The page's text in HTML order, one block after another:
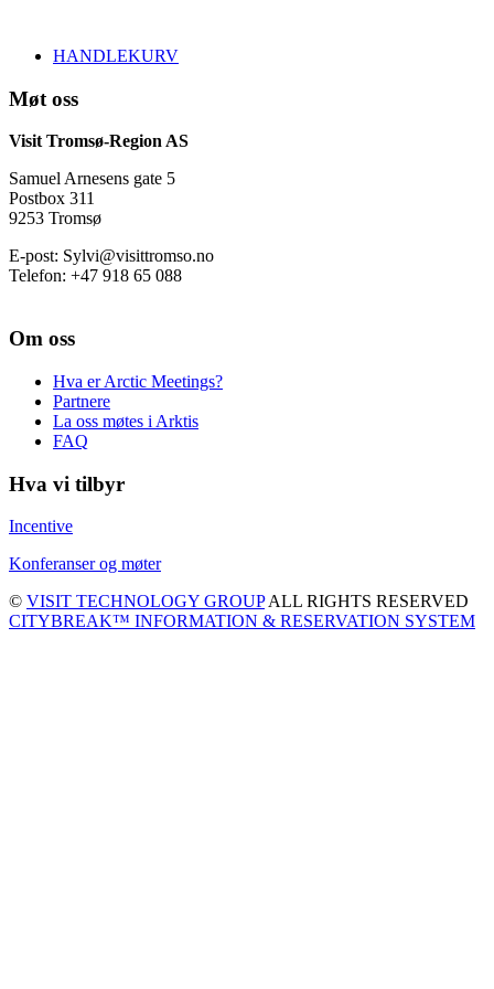
HANDLEKURV
Møt oss
Visit Tromsø-Region AS
Samuel Arnesens gate 5
Postbox 311
9253 Tromsø
E-post: Sylvi@visittromso.no
Telefon: +47 918 65 088
Om oss
Hva er Arctic Meetings?
Partnere
La oss møtes i Arktis
FAQ
Hva vi tilbyr
Incentive
Konferanser og møter
© VISIT TECHNOLOGY GROUPALL RIGHTS RESERVED
CITYBREAK™ INFORMATION & RESERVATION SYSTEM